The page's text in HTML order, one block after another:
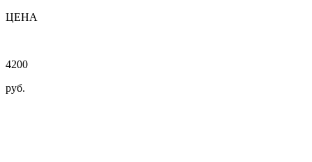
ЦЕНА
4200
руб.